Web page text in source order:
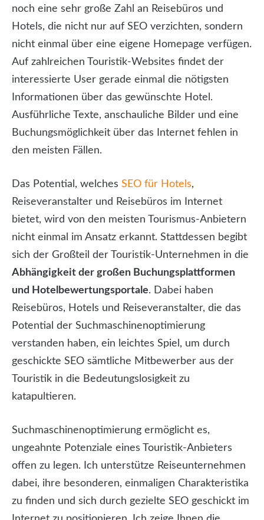
noch eine sehr große Zahl an Reisebüros und
Hotels, die nicht nur auf SEO verzichten, sondern
nicht einmal über eine eigene Homepage verfügen.
Auf zahlreichen Touristik-Websites findet der
interessierte User gerade einmal die nötigsten
Informationen über das gewünschte Hotel.
Ausführliche Texte, anschauliche Bilder und eine
Buchungsmöglichkeit über das Internet fehlen in
den meisten Fällen.
Das Potential, welches SEO für Hotels,
Reiseveranstalter und Reisebüros im Internet
bietet, wird von den meisten Tourismus-Anbietern
nicht einmal im Ansatz erkannt. Stattdessen begibt
sich der Großteil der Touristik-Unternehmen in die
Abhängigkeit der großen Buchungsplattformen
und Hotelbewertungsportale. Dabei haben
Reisebüros, Hotels und Reiseveranstalter, die das
Potential der Suchmaschinenoptimierung
verstanden haben, ein leichtes Spiel, um durch
geschickte SEO sämtliche Mitbewerber aus der
Touristik in die Bedeutungslosigkeit zu
katapultieren.
Suchmaschinenoptimierung ermöglicht es,
ungeahnte Potenziale eines Touristik-Anbieters
offen zu legen. Ich unterstütze Reiseunternehmen
dabei, ihre besonderen, einmaligen Charakteristika
zu finden und sich durch gezielte SEO geschickt im